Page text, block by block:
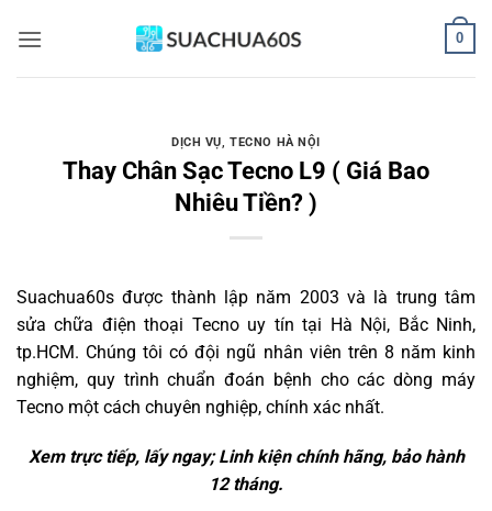
qua
0
DỊCH VỤ,TECNO HÀ NỘI
Thay Chân Sạc Tecno L9 ( Giá Bao
Nhiêu Tiền? )
Suachua60s được thành lập năm 2003 và là trung tâm
sửa chữa điện thoại Tecno uy tín tại Hà Nội, Bắc Ninh,
tp.HCM. Chúng tôi có đội ngũ nhân viên trên 8 năm kinh
nghiệm, quy trình chuẩn đoán bệnh cho các dòng máy
Tecno một cách chuyên nghiệp, chính xác nhất.
Xem trực tiếp, lấy ngay; Linh kiện chính hãng, bảo hành
12 tháng.